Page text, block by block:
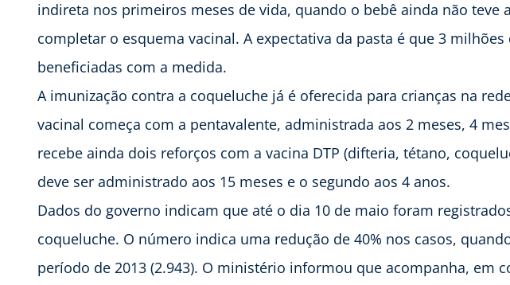
indireta nos primeiros meses de vida, quando o bebê ainda não teve
completar o esquema vacinal. A expectativa da pasta é que 3
beneficiadas com a medida.
A imunização contra a coqueluche já é oferecida para crianças na
vacinal começa com a pentavalente, administrada aos 2 meses, 4
recebe ainda dois reforços com a vacina DTP (difteria, tétano,
deve ser administrado aos 15 meses e o segundo aos 4 anos.
Dados do governo indicam que até o dia 10 de maio foram
coqueluche. O número indica uma redução de 40% nos casos,
período de 2013 (2.943). O ministério informou que acompanha, em